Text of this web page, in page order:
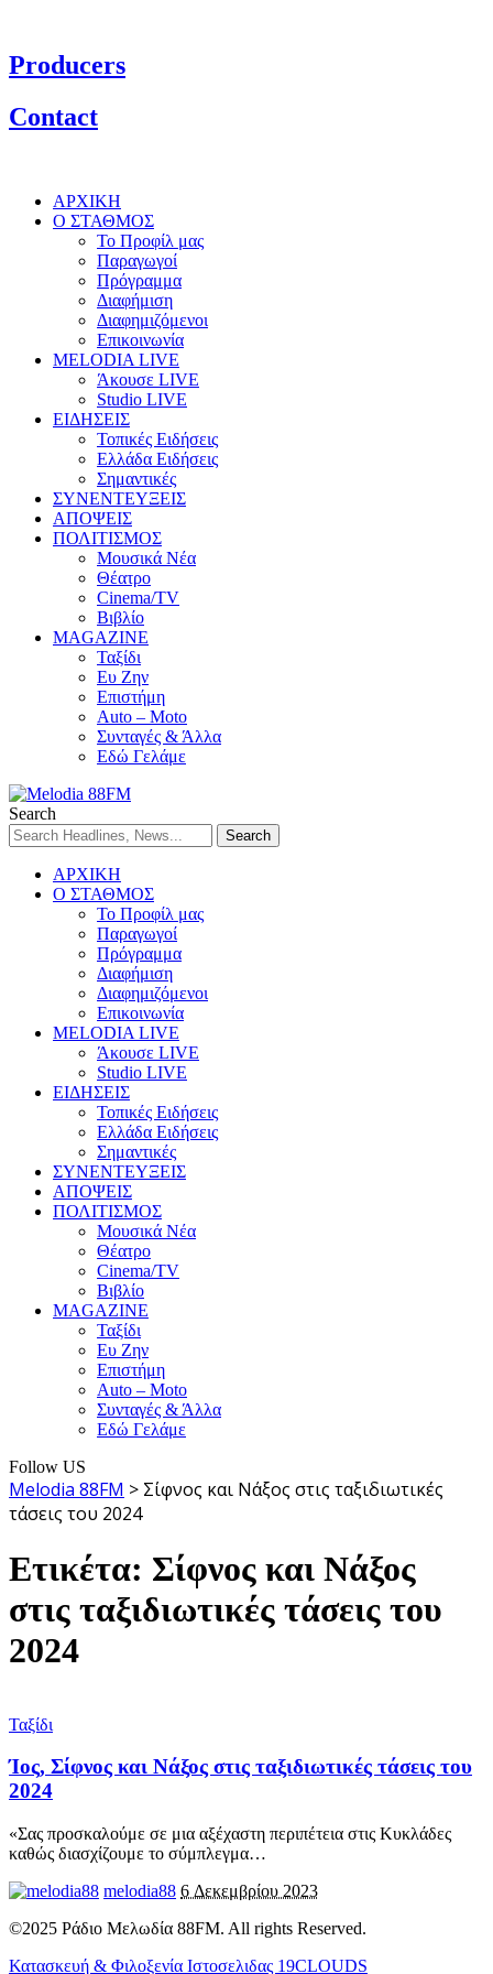
Producers
Contact
ΑΡΧΙΚΗ
Ο ΣΤΑΘΜΟΣ
Το Προφίλ μας
Παραγωγοί
Πρόγραμμα
Διαφήμιση
Διαφημιζόμενοι
Επικοινωνία
MELODIA LIVE
Άκουσε LIVE
Studio LIVE
ΕΙΔΗΣΕΙΣ
Τοπικές Ειδήσεις
Ελλάδα Ειδήσεις
Σημαντικές
ΣΥΝΕΝΤΕΥΞΕΙΣ
ΑΠΟΨΕΙΣ
ΠΟΛΙΤΙΣΜΟΣ
Μουσικά Νέα
Θέατρο
Cinema/TV
Βιβλίο
MAGAZINE
Ταξίδι
Ευ Ζην
Επιστήμη
Auto – Moto
Συνταγές & Άλλα
Εδώ Γελάμε
Search
ΑΡΧΙΚΗ
Ο ΣΤΑΘΜΟΣ
Το Προφίλ μας
Παραγωγοί
Πρόγραμμα
Διαφήμιση
Διαφημιζόμενοι
Επικοινωνία
MELODIA LIVE
Άκουσε LIVE
Studio LIVE
ΕΙΔΗΣΕΙΣ
Τοπικές Ειδήσεις
Ελλάδα Ειδήσεις
Σημαντικές
ΣΥΝΕΝΤΕΥΞΕΙΣ
ΑΠΟΨΕΙΣ
ΠΟΛΙΤΙΣΜΟΣ
Μουσικά Νέα
Θέατρο
Cinema/TV
Βιβλίο
MAGAZINE
Ταξίδι
Ευ Ζην
Επιστήμη
Auto – Moto
Συνταγές & Άλλα
Εδώ Γελάμε
Follow US
Melodia 88FM > Σίφνος και Νάξος στις ταξιδιωτικές
τάσεις του 2024
Ετικέτα: Σίφνος και Νάξος
στις ταξιδιωτικές τάσεις του
2024
Ταξίδι
Ίος, Σίφνος και Νάξος στις ταξιδιωτικές τάσεις του
2024
«Σας προσκαλούμε σε μια αξέχαστη περιπέτεια στις Κυκλάδες
καθώς διασχίζουμε το σύμπλεγμα…
melodia88 6 Δεκεμβρίου 2023
©2025 Ράδιο Μελωδία 88FM. All rights Reserved.
Κατασκευή & Φιλοξενία Ιστοσελιδας 19CLOUDS